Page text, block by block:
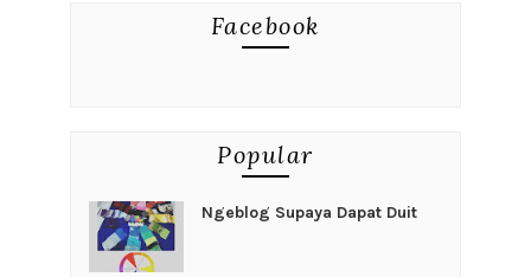
Facebook
Popular
Ngeblog Supaya Dapat Duit